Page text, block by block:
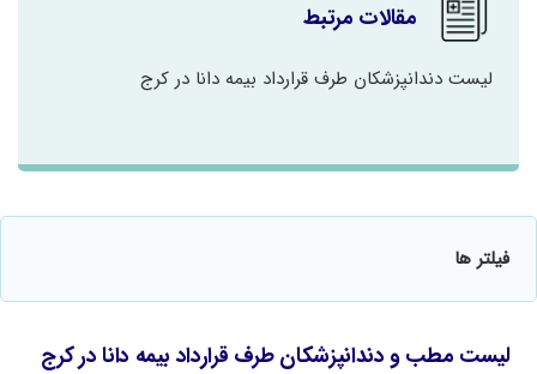
مقالات مرتبط
لیست دندانپزشکان طرف قرارداد بیمه دانا در کرج
لیست مطب و دندانپزشکان طرف قرارداد بیمه دانا در کرج
فیلتر ها